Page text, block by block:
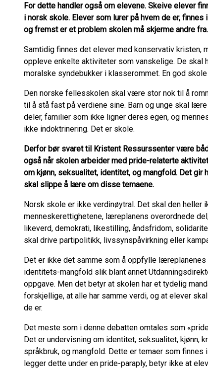
For dette handler også om elevene. Skeive elever
i norsk skole. Elever som lurer på hvem de er,
og fremst er et problem skolen må skjerme andre fra.
Samtidig finnes det elever med konservativ kristen,
oppleve enkelte aktiviteter som vanskelige. De
moralske syndebukker i klasserommet. En god
Den norske fellesskolen skal være stor nok til å
til å stå fast på verdiene sine. Barn og unge skal
deler, familier som ikke ligner deres egen, og
ikke indoktrinering. Det er skole.
Derfor bør svaret til Kristent Ressurssenter være
også når skolen arbeider med pride-relaterte
om kjønn, seksualitet, identitet, og mangfold. Det
skal slippe å lære om disse temaene.
Norsk skole er ikke verdinøytral. Det skal den
menneskerettighetene, læreplanens overordnede
likeverd, demokrati, likestilling, åndsfridom,
skal drive partipolitikk, livssynspåvirkning eller
Det er ikke det samme som å oppfylle
identitets-mangfold slik blant annet
oppgave. Men det betyr at skolen har et tydelig
forskjellige, at alle har samme verdi, og at elever
de er.
Det meste som i denne debatten omtales som
Det er undervisning om identitet, seksualitet, kjønn,
språkbruk, og mangfold. Dette er temaer som
legger dette under en pride-paraply, betyr ikke at